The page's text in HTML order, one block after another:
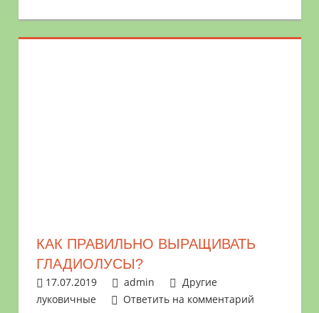
КАК ПРАВИЛЬНО ВЫРАЩИВАТЬ
ГЛАДИОЛУСЫ?
17.07.2019 admin
Другие
луковичные
Ответить на комментарий